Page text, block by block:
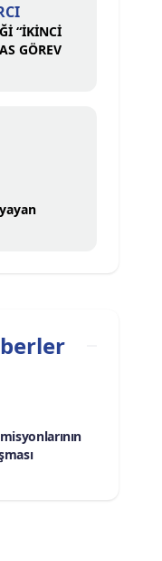
“İKİNCİ
GÖREV